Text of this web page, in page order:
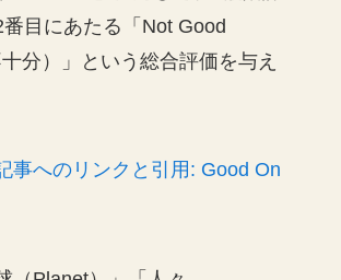
目にあたる「Not Good
分）」という総合評価を与え
事へのリンクと引用: Good On